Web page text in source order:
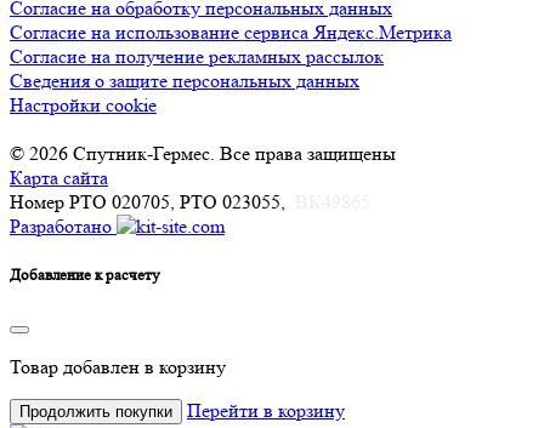
Согласие на обработку персональных данных
Согласие на использование сервиса Яндекс.Метрика
Согласие на получение рекламных рассылок
Сведения о защите персональных данных
Настройки cookie
© 2026 Спутник-Гермес. Все права защищены
Карта сайта
Номер РТО 020705, РТО 023055,
Разработано
Добавление к расчету
Товар добавлен в корзину
Продолжить покупки Перейти в корзину